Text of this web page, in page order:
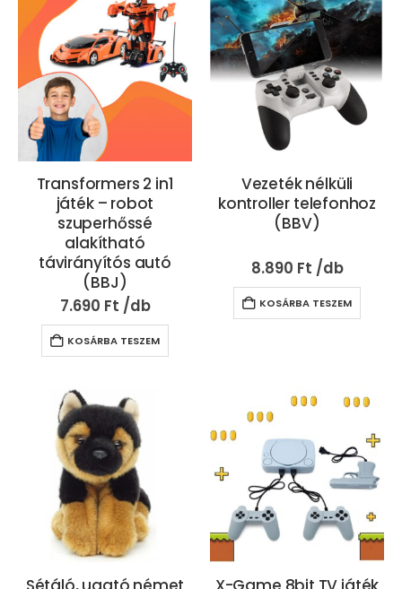
Transformers 2 in1
játék – robot
szuperhőssé
alakítható
távirányítós autó
(BBJ)
7.690 Ft
KOSÁRBA TESZEM
Vezeték nélküli
kontroller telefonhoz
(BBV)
8.890 Ft
KOSÁRBA TESZEM